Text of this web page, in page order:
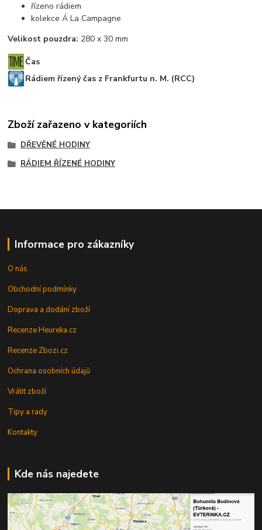
řízeno rádiem
kolekce Á La Campagne
Velikost pouzdra: 280 x 30 mm
Čas
Rádiem řízený čas z Frankfurtu n. M. (RCC)
Zboží zařazeno v kategoriích
DŘEVĚNÉ HODINY
RÁDIEM ŘÍZENÉ HODINY
Informace pro zákazníky
O nás
Obchodní podmínky
Doprava a dodání zboží
Recenze Heureka.cz
Recenze Zbozi.cz
Ochrana osobních údajů
Vrátit zboží
Tipy a rady
Kontakty
Kde nás najedete